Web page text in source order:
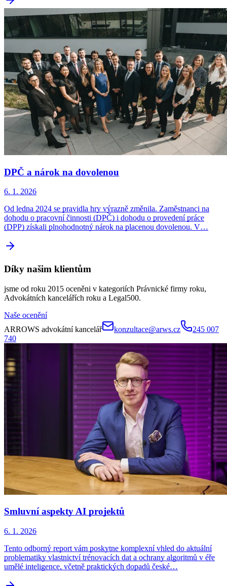
DPČ a nárok na dovolenou
6. 1. 2026
Od ledna 2024 se pravidla hry výrazně změnila. Zaměstnanci na
dohodu o pracovní činnosti (DPČ) i dohodu o provedení práce
(DPP) získali plnohodnotný nárok na placenou dovolenou. V…
Díky našim klientům
jsme od roku 2015 oceněni v kategoriích Právnické firmy roku,
Advokátních kancelářích roku a Legal500.
Naše ocenění
ARROWS advokátní kancelář
konzultace@arws.cz
245 007
740
Smluvní aspekty AI projektů
6. 1. 2026
Tento odborný report vám poskytne komplexní vhled do aktuální
problematiky vlastnictví trénovacích dat a ochrany algoritmů v éře
umělé inteligence, včetně praktických dopadů české…